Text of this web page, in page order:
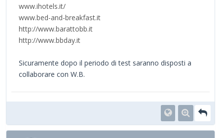
www.ihotels.it/
www.bed-and-breakfast.it
http://www.barattobb.it
http://www.bbday.it
Sicuramente dopo il periodo di test saranno disposti a
collaborare con W.B.